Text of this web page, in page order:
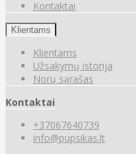
Kontaktai
Klientams
Klientams
Užsakymų istorija
Norų sąrašas
Kontaktai
+37067640739
info@pupsikas.lt